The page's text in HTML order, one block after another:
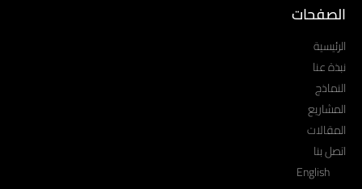
الصفحات
الرئيسية
نبذة عنا
النماذج
المشاريع
المقالات
اتصل بنا
English